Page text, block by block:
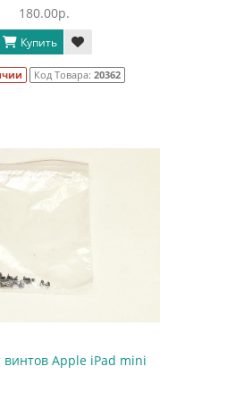
180.00р.
Купить
Код Товара: 20362
винтов Apple iPad mini